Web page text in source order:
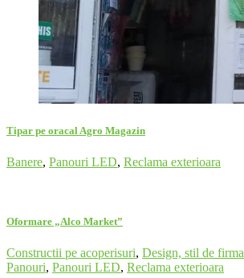
Tipar pe oracal Agro Magazin
Banere, Panouri LED, Reclama exterioara
Oformare „Alco Market”
Constructii pe acoperisuri, Design, stil de firma
Panouri, Panouri LED, Reclama exterioara